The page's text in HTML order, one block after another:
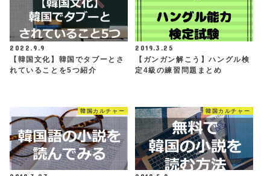
2022.9.9
【韓国文化】韓国でタブーとさ
れていることを5つ紹介
2019.3.25
【ガンガン解こう】ハングル検
定4級の練習問題まとめ
韓国カルチャー 韓国カルチャー